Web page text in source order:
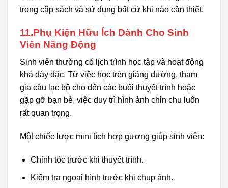
trong cặp sách và sử dụng bất cứ khi nào cần thiết.
11.Phụ Kiện Hữu Ích Dành Cho Sinh
Viên Năng Động
Sinh viên thường có lịch trình học tập và hoạt động
khá dày đặc. Từ việc học trên giảng đường, tham
gia câu lạc bộ cho đến các buổi thuyết trình hoặc
gặp gỡ bạn bè, việc duy trì hình ảnh chỉn chu luôn
rất quan trọng.
Một chiếc lược mini tích hợp gương giúp sinh viên:
Chỉnh tóc trước khi thuyết trình.
Kiểm tra ngoại hình trước khi chụp ảnh.